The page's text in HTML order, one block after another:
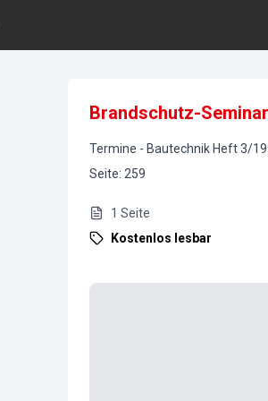
Brandschutz-Seminar
Termine - Bautechnik Heft3/
Seite: 259
1 Seite
Kostenlos lesbar